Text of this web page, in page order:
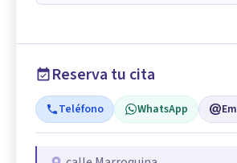
Reserva tu cita
Teléfono WhatsApp